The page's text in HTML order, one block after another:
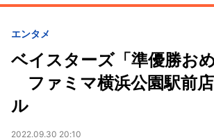
エンタメ
ベイスターズ「準優勝お
ファミマ横浜公園駅前
ル
2022.09.30 20:10